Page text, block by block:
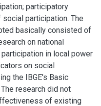
participatory
participation. The
basically consisted of
on national
in local power
on social
the IBGE's Basic
research did not
of existing